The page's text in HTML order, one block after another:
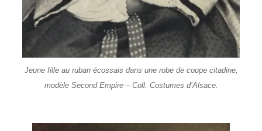
Jeune fille au ruban écossais dans une robe de coupe citadine,
modèle Second Empire – Coll. Costumes d’Alsace.